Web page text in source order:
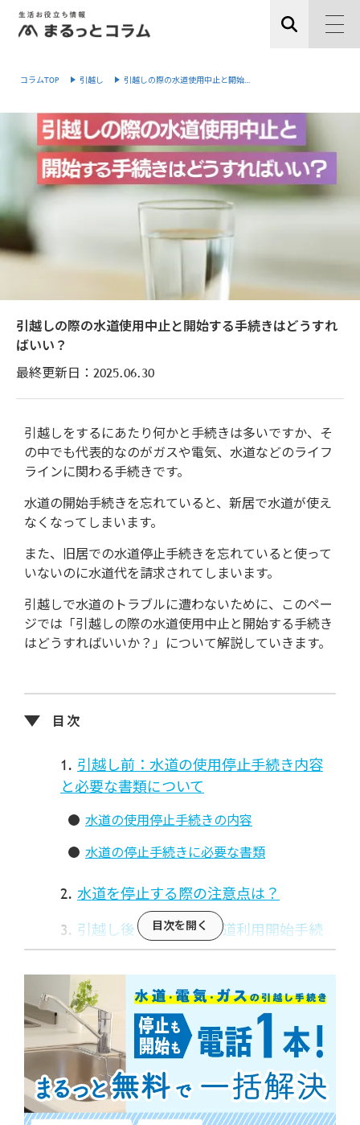
コラムTOP 引越し 引越しの際の水道使用中止と開始…
引越しの際の水道使用中止と開始する手続きはどうすれ
ばいい？
最終更新日： 2025.06.30
引越しをするにあたり何かと手続きは多いですか、そ
の中でも代表的なのがガスや電気、水道などのライフ
ラインに関わる手続きです。
水道の開始手続きを忘れていると、新居で水道が使え
なくなってしまいます。
また、旧居での水道停止手続きを忘れていると使って
いないのに水道代を請求されてしまいます。
引越しで水道のトラブルに遭わないために、このペー
ジでは「引越しの際の水道使用中止と開始する手続き
はどうすればいいか？」について解説していきます。
引越し前：水道の使用停止手続き内容
と必要な書類について
水道の使用停止手続きの内容
水道の停止手続きに必要な書類
水道を停止する際の注意点は？
引越し後：新居での水道利用開始手続
きについて
新居を管轄する水道局へ利用開始を申し込
む
水道の利用開始手続きに必要な書類
水道を開始する際の注意点は？
水が出ない等のトラブルに遭遇したら